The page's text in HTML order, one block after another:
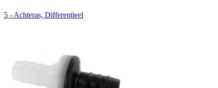
5 - Achteras, Differentieel